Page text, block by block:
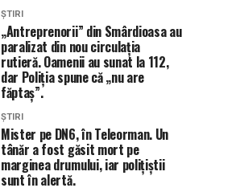
ȘTIRI
„Antreprenorii” din Smârdioasa au
paralizat din nou circulația
rutieră. Oamenii au sunat la 112,
dar Poliția spune că „nu are
făptaș”.
ȘTIRI
Mister pe DN6, în Teleorman. Un
tânăr a fost găsit mort pe
marginea drumului, iar polițiștii
sunt în alertă.